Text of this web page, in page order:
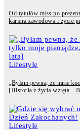
Od tytułów miss po
kariera zawodowa i życie
Lifestyle
„Byłam pewna, że mnie
[Historia z życia wzięta –
Lifestyle